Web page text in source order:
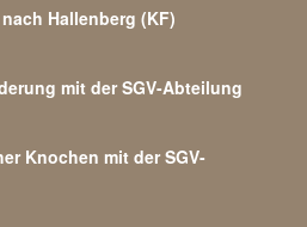
Hallenberg (KF)
mit der SGV-Abteilung
Knochen mit der SGV-